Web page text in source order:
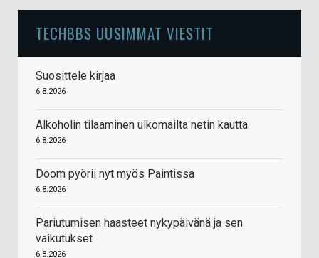
TECHBBS UUSIMMAT VIESTIT
Suosittele kirjaa
6.8.2026
Alkoholin tilaaminen ulkomailta netin kautta
6.8.2026
Doom pyörii nyt myös Paintissa
6.8.2026
Pariutumisen haasteet nykypäivänä ja sen
vaikutukset
6.8.2026